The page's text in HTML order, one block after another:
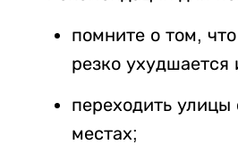
помните о том,
резко ухудшается
переходить
местах;